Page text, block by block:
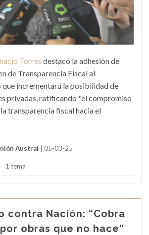
Torres destacó la adhesión de
de Transparencia Fiscal al
incrementará la posibilidad de
privadas, ratificando "el compromiso
transparencia fiscal hacia el
Austral | 05-03-25
1 tema
contra Nación: “Cobra
obras que no hace”